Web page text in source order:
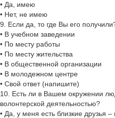
• Да, имею
• Нет, не имею
9. Если да, то где Вы его
• В учебном заведении
• По месту работы
• По месту жительства
• В общественной организации
• В молодежном центре
• Свой ответ (напишите)
10. Есть ли в Вашем окружении
волонтерской деятельностью?
• Да, у меня есть близкие друзья –